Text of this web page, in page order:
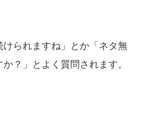
けられますね」とか「ネタ無
？」とよく質問されます。